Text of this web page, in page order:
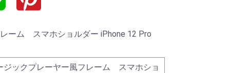
ーム スマホショルダー iPhone 12 Pro
ジックプレーヤー風フレーム スマホショ